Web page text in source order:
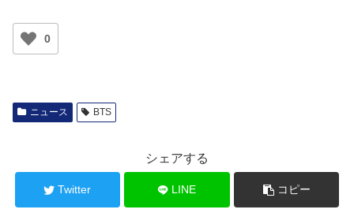
0
ニュース BTS
シェアする
Twitter LINE コピー